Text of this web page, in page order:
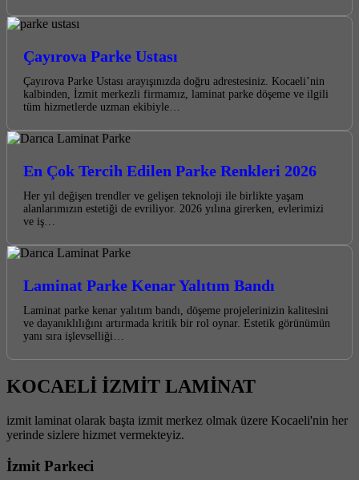
Çayırova Parke Ustası
Çayırova Parke Ustası arayışınızda doğru adrestesiniz. Kocaeli’nin
kalbinden, İzmit merkezli firmamız, laminat parke döşeme ve ilgili
tüm hizmetlerde uzman ekibiyle…
En Çok Tercih Edilen Parke Renkleri 2026
Her yıl değişen trendler ve gelişen teknoloji ile birlikte yaşam
alanlarımızın estetiği de evriliyor. 2026 yılına girerken, evlerimizi
ve iş…
Laminat Parke Kenar Yalıtım Bandı
Laminat parke kenar yalıtım bandı, döşeme projelerinizin kalitesini
ve dayanıklılığını artırmada kritik bir rol oynar. Estetik görünümün
yanı sıra işlevselliği…
KOCAELİ İZMİT LAMİNAT
izmit laminat olarak başta izmit merkez olmak üzere Kocaeli'nin her
yerinde sizlere hizmet vermekteyiz.
İzmit Parkeci